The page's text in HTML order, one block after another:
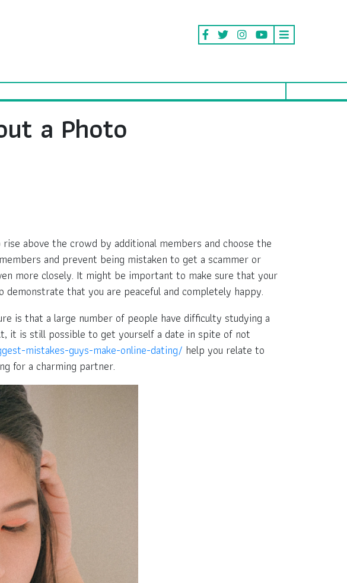
a Photo
above the crowd by additional members and choose the
and prevent being mistaken to get a scammer or
more closely. It might be important to make sure that your
that you are peaceful and completely happy.
is that a large number of people have difficulty studying a
it is still possible to get yourself a date in spite of not
mistakes-guys-make-online-dating/ help you relate to
for a charming partner.